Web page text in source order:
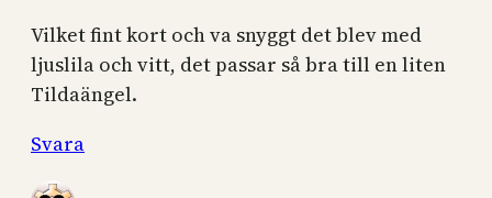
Vilket fint kort och va snyggt det blev med
ljuslila och vitt, det passar så bra till en liten
Tildaängel.
Svara